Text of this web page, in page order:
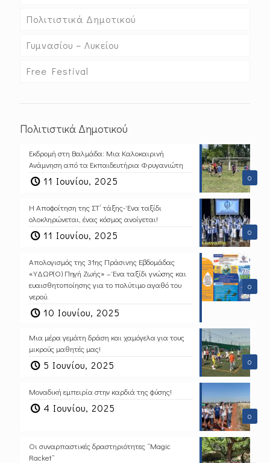
Πολιτιστικά Δημοτικού
Γυμνασίου – Λυκείου
Free Festival
Πολιτιστικά Δημοτικού
0
Εκδρομή στη Βαλμάδα: Μια Καλοκαιρινή
Ανάμνηση από τα Εκπαιδευτήρια Φρυγανιώτη
11 Ιουνίου, 2025
0
Η Αποφοίτηση της ΣΤ΄ τάξης- Ένα ταξίδι
ολοκληρώνεται, ένας κόσμος ανοίγεται!
11 Ιουνίου, 2025
0
Απολογισμός της 31ης Πράσινης Εβδομάδας
«ΥΔΩΡ(Ο) Πηγή Ζωής» – Ένα ταξίδι γνώσης και
ευαισθητοποίησης για το πολύτιμο αγαθό του
νερού.
10 Ιουνίου, 2025
0
Μια μέρα γεμάτη δράση και χαμόγελα για τους
μικρούς μαθητές μας!
5 Ιουνίου, 2025
0
Μοναδική εμπειρία στην καρδιά της φύσης!
4 Ιουνίου, 2025
Οι συναρπαστικές δραστηριότητες “Magic
Racket”